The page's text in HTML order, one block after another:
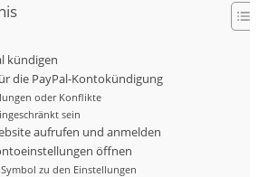
kündigen
die PayPal-Kontokündigung
oder Konflikte
sein
aufrufen und anmelden
öffnen
zu den Einstellungen